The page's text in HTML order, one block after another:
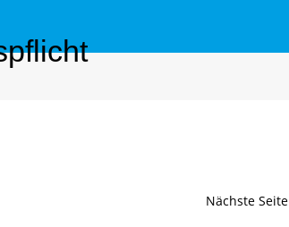
Nächste Seite